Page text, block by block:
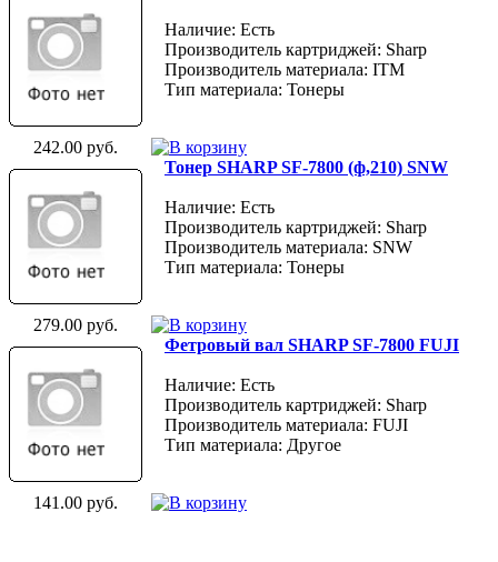
Наличие: Есть
Производитель картриджей: Sharp
Производитель материала: ITM
Тип материала: Тонеры
242.00 руб.
Тонер SHARP SF-7800 (ф,210) SNW
Наличие: Есть
Производитель картриджей: Sharp
Производитель материала: SNW
Тип материала: Тонеры
279.00 руб.
Фетровый вал SHARP SF-7800 FUJI
Наличие: Есть
Производитель картриджей: Sharp
Производитель материала: FUJI
Тип материала: Другое
141.00 руб.